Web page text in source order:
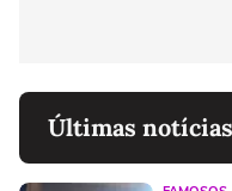
Últimas notícias